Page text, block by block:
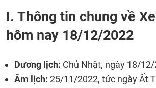
I. Thông tin chung về
hôm nay 18/12/2022
Dương lịch: Chủ Nhật, ngày 18/
Âm lịch: 25/11/2022, tức ngày Ất